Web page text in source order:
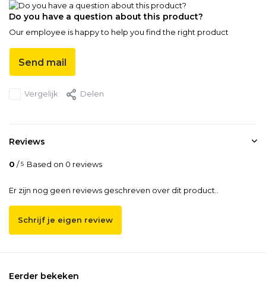
Do you have a question about this product?
Our employee is happy to help you find the right product
Send mail
Vergelijk Delen
Reviews
0 /5 Based on 0 reviews
Er zijn nog geen reviews geschreven over dit product..
Schrijf je eigen review
Eerder bekeken